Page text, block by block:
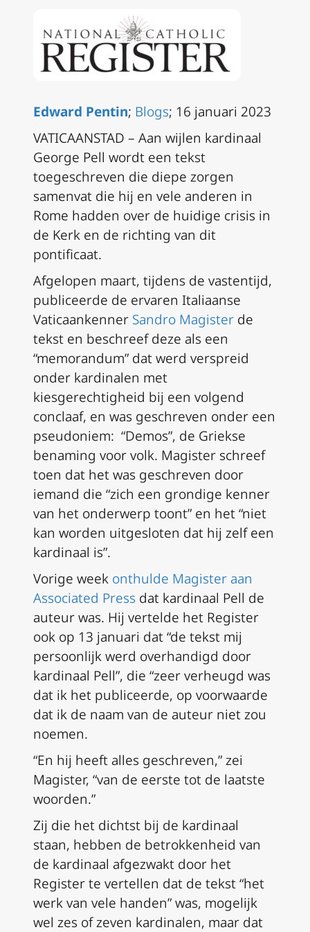
Edward Pentin; Blogs; 16 januari 2023
VATICAANSTAD – Aan wijlen kardinaal
George Pell wordt een tekst
toegeschreven die diepe zorgen
samenvat die hij en vele anderen in
Rome hadden over de huidige crisis in
de Kerk en de richting van dit
pontificaat.
Afgelopen maart, tijdens de vastentijd,
publiceerde de ervaren Italiaanse
Vaticaankenner Sandro Magister de
tekst en beschreef deze als een
“memorandum” dat werd verspreid
onder kardinalen met
kiesgerechtigheid bij een volgend
conclaaf, en was geschreven onder een
pseudoniem: “Demos”, de Griekse
benaming voor volk. Magister schreef
toen dat het was geschreven door
iemand die “zich een grondige kenner
van het onderwerp toont” en het “niet
kan worden uitgesloten dat hij zelf een
kardinaal is”.
Vorige week onthulde Magister aan
Associated Press dat kardinaal Pell de
auteur was. Hij vertelde het Register
ook op 13 januari dat “de tekst mij
persoonlijk werd overhandigd door
kardinaal Pell”, die “zeer verheugd was
dat ik het publiceerde, op voorwaarde
dat ik de naam van de auteur niet zou
noemen.
“En hij heeft alles geschreven,” zei
Magister, “van de eerste tot de laatste
woorden.”
Zij die het dichtst bij de kardinaal
staan, hebben de betrokkenheid van
de kardinaal afgezwakt door het
Register te vertellen dat de tekst “het
werk van vele handen” was, mogelijk
wel zes of zeven kardinalen, maar dat